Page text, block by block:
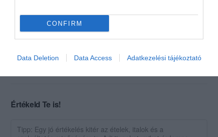
CONFIRM
Data Deletion Data Access Adatkezelési tájékoztató
Balogh Sándor
Próbálja ki mindenki!
Értékeld Te is!